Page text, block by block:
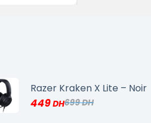
Razer Kraken X Lite – Noir
699
449